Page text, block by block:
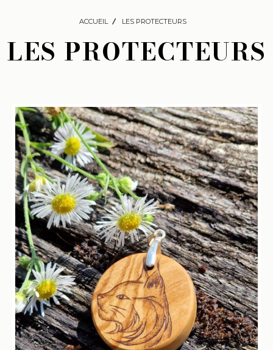
ACCUEIL LES PROTECTEURS
LES PROTECTEURS